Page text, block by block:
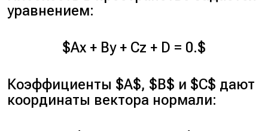
уравнением:
$Ax + By + Cz + D = 0.$
Коэффициенты $A$, $B$ и $C$ дают
координаты вектора нормали: